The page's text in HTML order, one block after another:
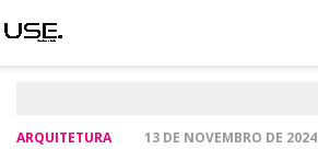
ARQUITETURA 13 DE NOVEMBRO DE 2024